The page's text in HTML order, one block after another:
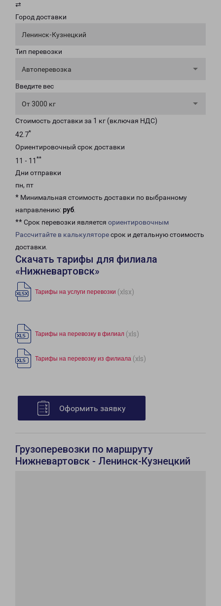
⇄
Город доставки
Ленинск-Кузнецкий
Тип перевозки
Автоперевозка
Введите вес
От 3000 кг
Стоимость доставки за 1 кг (включая НДС)
42.7*
Ориентировочный срок доставки
11 - 11 **
Дни отправки
пн, пт
* Минимальная стоимость доставки по выбранному
направлению: руб.
** Срок перевозки является ориентировочным
Рассчитайте в калькуляторесрок и детальную стоимость
доставки.
Скачать тарифы для филиала
«Нижневартовск»
Тарифы на услуги перевозки (xlsx)
Тарифы на перевозку в филиал (xls)
Тарифы на перевозку из филиала (xls)
Оформить заявку
Грузоперевозки по маршруту
Нижневартовск - Ленинск-Кузнецкий